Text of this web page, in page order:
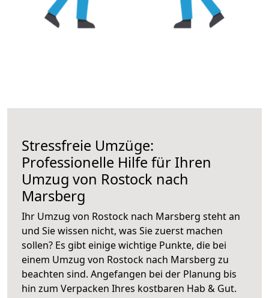
Stressfreie Umzüge:
Professionelle Hilfe für Ihren
Umzug von Rostock nach
Marsberg
Ihr Umzug von Rostock nach Marsberg steht an
und Sie wissen nicht, was Sie zuerst machen
sollen? Es gibt einige wichtige Punkte, die bei
einem Umzug von Rostock nach Marsberg zu
beachten sind. Angefangen bei der Planung bis
hin zum Verpacken Ihres kostbaren Hab & Gut.